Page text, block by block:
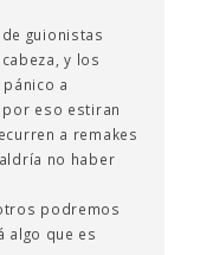
guionistas
y los
a
eso estiran
a remakes
no haber
podremos
algo que es